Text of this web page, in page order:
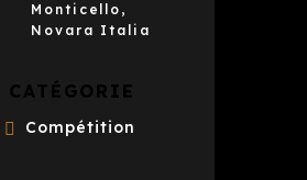
Monticello,
Novara Italia
CATÉGORIE
Compétition